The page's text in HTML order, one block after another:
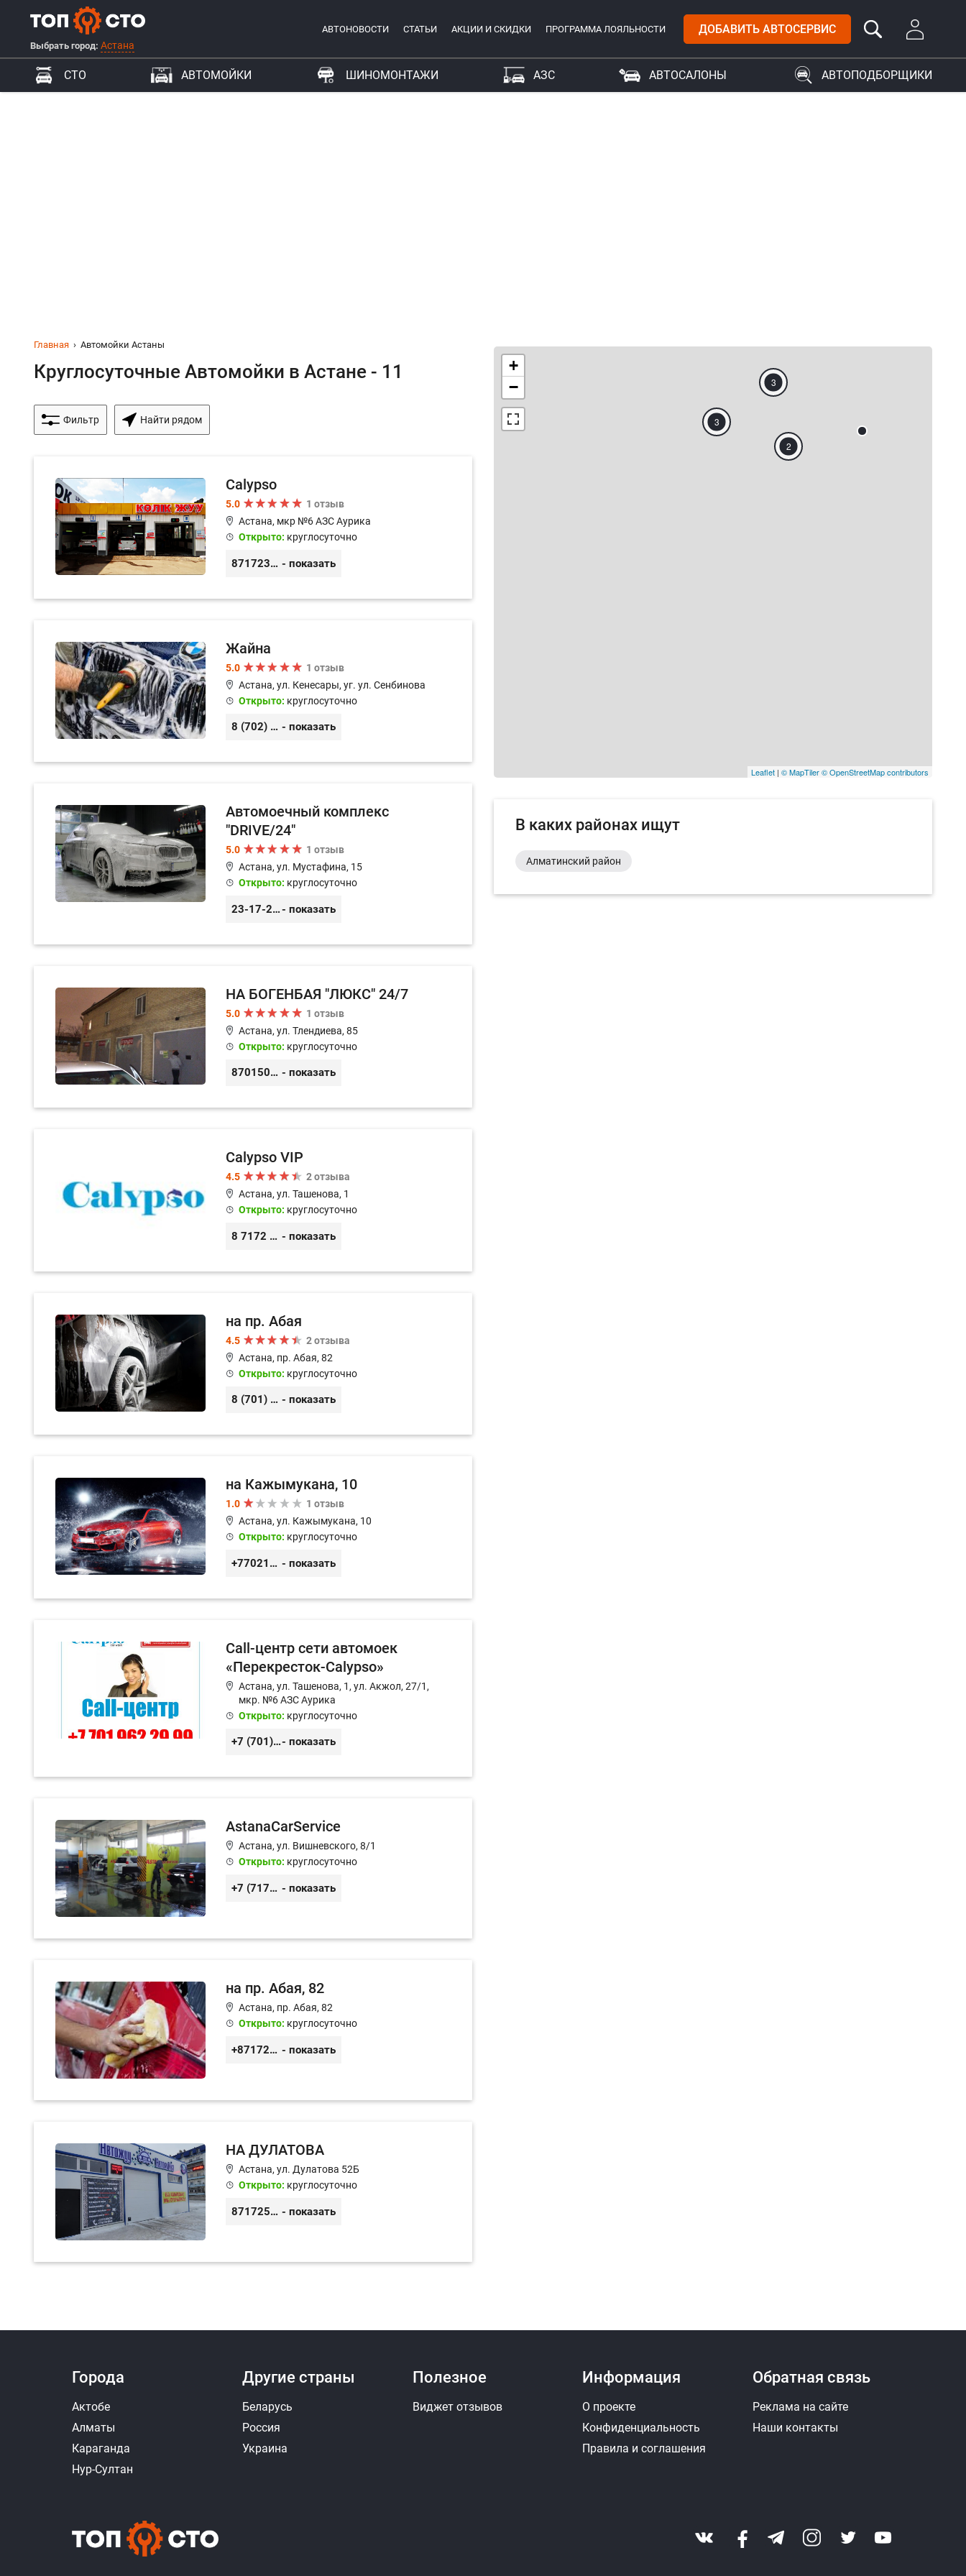
Выбрать город: Астана
АВТОНОВОСТИ СТАТЬИ АКЦИИ И СКИДКИ ПРОГРАММА ЛОЯЛЬНОСТИ ДОБАВИТЬ АВТОСЕРВИС
СТО АВТОМОЙКИ ШИНОМОНТАЖИ АЗС АВТОСАЛОНЫ АВТОПОДБОРЩИКИ
Главная Автомойки Астаны
Круглосуточные Автомойки в Астане - 11
Фильтр Найти рядом
Calypso
5.0
1 отзыв
Астана, мкр №6 АЗС Аурика
Открыто: круглосуточно
87172369439 - показать
Жайна
5.0
1 отзыв
Астана, ул. Кенесары, уг. ул. Сенбинова
Открыто: круглосуточно
8 (702) 273-76-14 - показать
Автомоечный комплекс
"DRIVE/24"
5.0
1 отзыв
Астана, ул. Мустафина, 15
Открыто: круглосуточно
23-17-22, 8 (747) 711-22-33- показать
НА БОГЕНБАЯ "ЛЮКС" 24/7
5.0
1 отзыв
Астана, ул. Тлендиева, 85
Открыто: круглосуточно
87015058689 - показать
Calypso VIP
4.5
2 отзыва
Астана, ул. Ташенова, 1
Открыто: круглосуточно
8 7172 20 40 75, 8 701 5017630 - показать
на пр. Абая
4.5
2 отзыва
Астана, пр. Абая, 82
Открыто: круглосуточно
8 (701) 128-59-41 - показать
на Кажымукана, 10
1.0
1 отзыв
Астана, ул. Кажымукана, 10
Открыто: круглосуточно
+77021908739 - показать
Call-центр сети автомоек
«Перекресток-Calypso»
Астана, ул. Ташенова, 1, ул. Акжол, 27/1,
мкр. №6 АЗС Аурика
Открыто: круглосуточно
+7 (701) 962-29-99- показать
AstanaCarService
Астана, ул. Вишневского, 8/1
Открыто: круглосуточно
+7 (7172) 72-96-27 - показать
на пр. Абая, 82
Астана, пр. Абая, 82
Открыто: круглосуточно
+87172346978 - показать
НА ДУЛАТОВА
Астана, ул. Дулатова 52Б
Открыто: круглосуточно
87172566214, 87071119845 - показать
3
3
2
+
−
Leaflet | © MapTiler© OpenStreetMap contributors
В каких районах ищут
Алматинский район
Города
Актобе
Алматы
Караганда
Нур-Султан
Другие страны
Беларусь
Россия
Украина
Полезное
Виджет отзывов
Информация
О проекте
Конфиденциальность
Правила и соглашения
Обратная связь
Реклама на сайте
Наши контакты